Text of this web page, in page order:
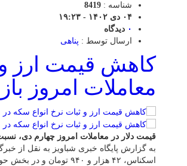
شناسه : 8419
۰۴ دی ۱۴۰۲ - ۱۹:۲۳
۰ دیدگاه
ارسال توسط : پناهی
کاهش قیمت ارز و
معاملات امروز
قیمت دلار در معاملات امروز چهارم دی،
به گزارش پایگاه خبری شباویز به نقل از
اسکناس، ۴۲ هزار و ۹۴۰ تومان و در بخش حواله‌ ۳۹ هزار و ۴۷ تومان کشف قیمت شد‌.